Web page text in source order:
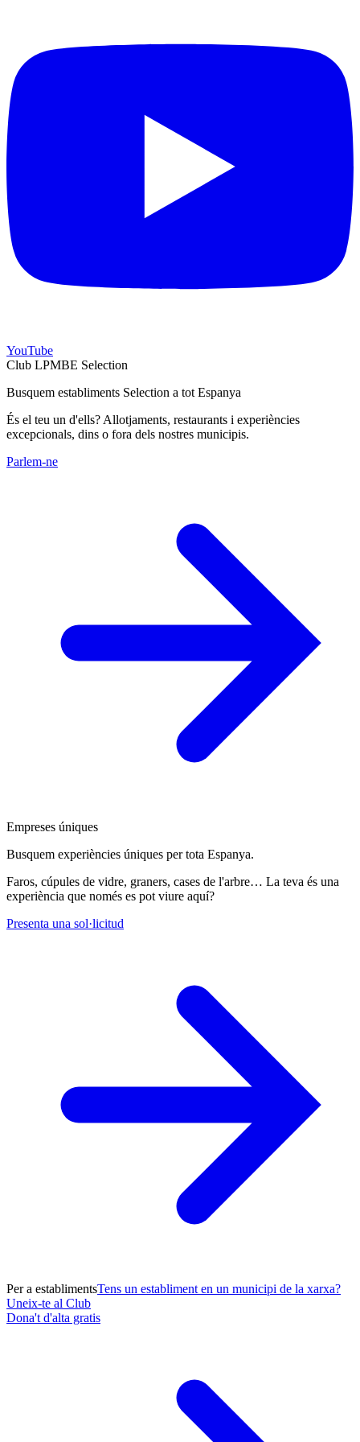
YouTube
Club LPMBE Selection
Busquem establiments Selection a tot Espanya
És el teu un d'ells? Allotjaments, restaurants i experiències
excepcionals, dins o fora dels nostres municipis.
Parlem-ne
Empreses úniques
Busquem experiències úniques per tota Espanya.
Faros, cúpules de vidre, graners, cases de l'arbre… La teva és una
experiència que només es pot viure aquí?
Presenta una sol·licitud
Per a establimentsTens un establiment en un municipi de la xarxa?
Uneix-te al Club
Dona't d'alta gratis